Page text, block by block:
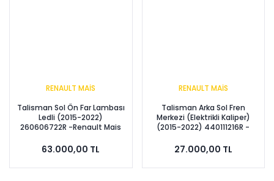
RENAULT MAİS
Talisman Sol Ön Far Lambası
Ledli (2015-2022)
260606722R -Renault Mais
63.000,00 TL
RENAULT MAİS
Talisman Arka Sol Fren
Merkezi (Elektrikli Kaliper)
(2015-2022) 440111216R -
27.000,00 TL